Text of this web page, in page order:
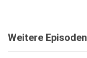
28–35 Meter
Weitere Episoden